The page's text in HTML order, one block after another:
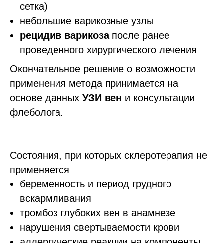
сетка)
небольшие варикозные узлы
рецидив варикозапосле ранее
проведенного хирургического лечения
Окончательное решение о возможности
применения метода принимается на
основе данных УЗИ вен и консультации
флеболога.
Состояния, при которых склеротерапия не
применяется
беременность и период грудного
вскармливания
тромбоз глубоких вен в анамнезе
нарушения свертываемости крови